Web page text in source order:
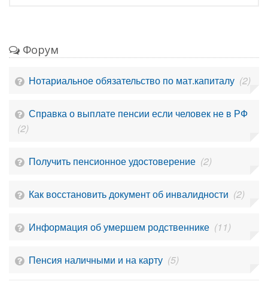
Форум
Нотариальное обязательство по мат.капиталу (2)
Справка о выплате пенсии если человек не в РФ
(2)
Получить пенсионное удостоверение (2)
Как восстановить документ об инвалидности (2)
Информация об умершем родственнике (11)
Пенсия наличными и на карту (5)